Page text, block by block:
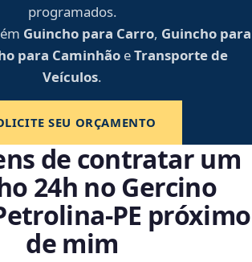
programados.
Guincho para Carro, Guincho para
para CaminhãoeTransporte de
Veículos.
SEU ORÇAMENTO
de contratar um
24h no Gercino
próximo
de mim